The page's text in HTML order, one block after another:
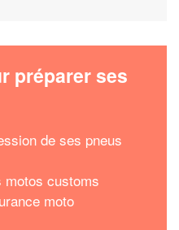
préparer ses
de ses pneus
motos customs
moto